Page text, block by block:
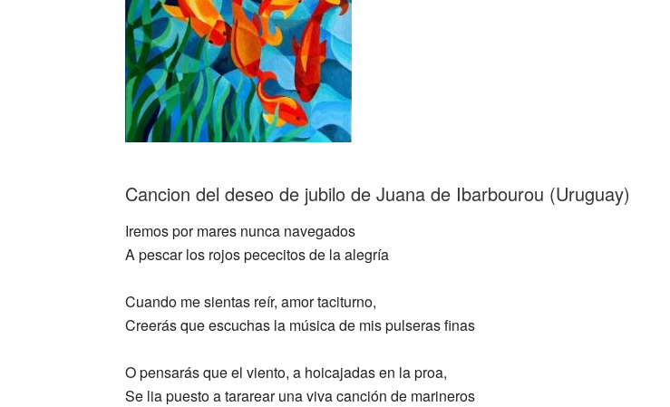
Cancion del deseo de jubilo de Juana de Ibarbourou (Uruguay)
Iremos por mares nunca navegados
A pescar los rojos pececitos de la alegría
Cuando me sientas reír, amor taciturno,
Creerás que escuchas la música de mis pulseras finas
O pensarás que el viento, a hoicajadas en la proa,
Se lia puesto a tararear una viva canción de marineros